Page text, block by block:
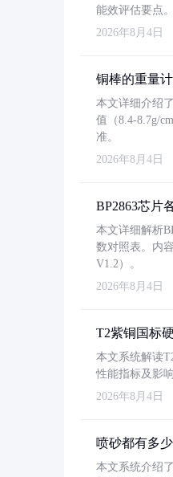
能效评估要点。
2026年8月4日
铜棒的重量
本文详细介绍
值（8.4-8.7g/
准。
2026年8月4日
BP2863芯片
本文详细解析
数对照表。内
V1.2）。
2026年8月4日
T2紫铜国标
本文系统解读
性能指标及影
2026年8月4日
喷砂都有多少
本文系统介绍